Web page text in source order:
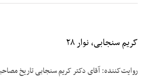
کریم سنجابی، نوار ۲۸
روایت‌‌کننده: آقای دکتر کریم سنجابی تاریخ